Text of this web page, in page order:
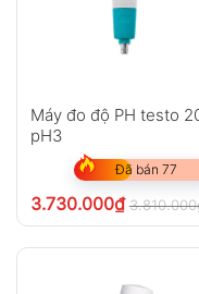
Máy đo độ PH testo
pH3
Đã bán 77
3.730.000₫ 3.810.000